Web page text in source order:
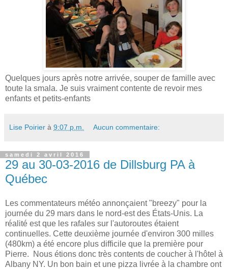
Quelques jours après notre arrivée, souper de famille avec
toute la smala. Je suis vraiment contente de revoir mes
enfants et petits-enfants
Lise Poirier à 9:07 p.m. Aucun commentaire:
samedi 2 avril 2016
29 au 30-03-2016 de Dillsburg PA à
Québec
Les commentateurs météo annonçaient "breezy" pour la
journée du 29 mars dans le nord-est des États-Unis. La
réalité est que les rafales sur l'autoroutes étaient
continuelles. Cette deuxième journée d'environ 300 milles
(480km) a été encore plus difficile que la première pour
Pierre. Nous étions donc très contents de coucher à l'hôtel à
Albany NY. Un bon bain et une pizza livrée à la chambre ont